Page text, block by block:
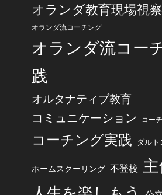
オランダ教育現場視
オランダ流コーチング
オランダ流コー
践
オルタナティブ教育
コミュニケーション コー
コーチング実践 ダルト
ホームスクーリング 不登校